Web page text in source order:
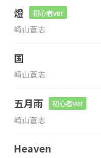
燈 初心者ver
崎山蒼志
国
崎山蒼志
五月雨 初心者ver
崎山蒼志
Heaven